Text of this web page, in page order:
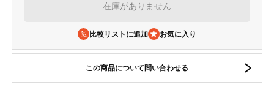
在庫がありません
比較リストに追加
この商品について問い合わせる